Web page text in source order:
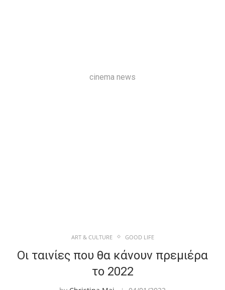
cinema news
ART & CULTURE GOOD LIFE
Οι ταινίες που θα κάνουν πρεμιέρα
το 2022